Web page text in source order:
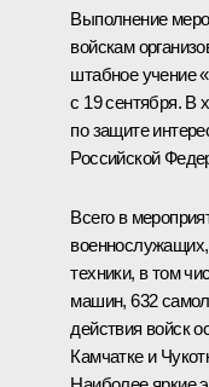
Выполнение
войскам
штабное учение
с 19 сентября. В
по защите
Российской
Всего в
техники, в том
машин, 632
действия войск
Камчатке и